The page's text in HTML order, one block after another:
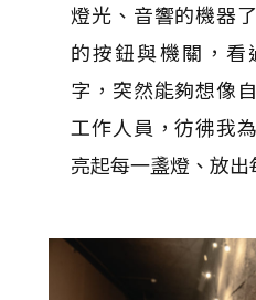
燈光、音響的機器
的按鈕與機關，看
字，突然能夠想像
工作人員，彷彿我
亮起每一盞燈、放出